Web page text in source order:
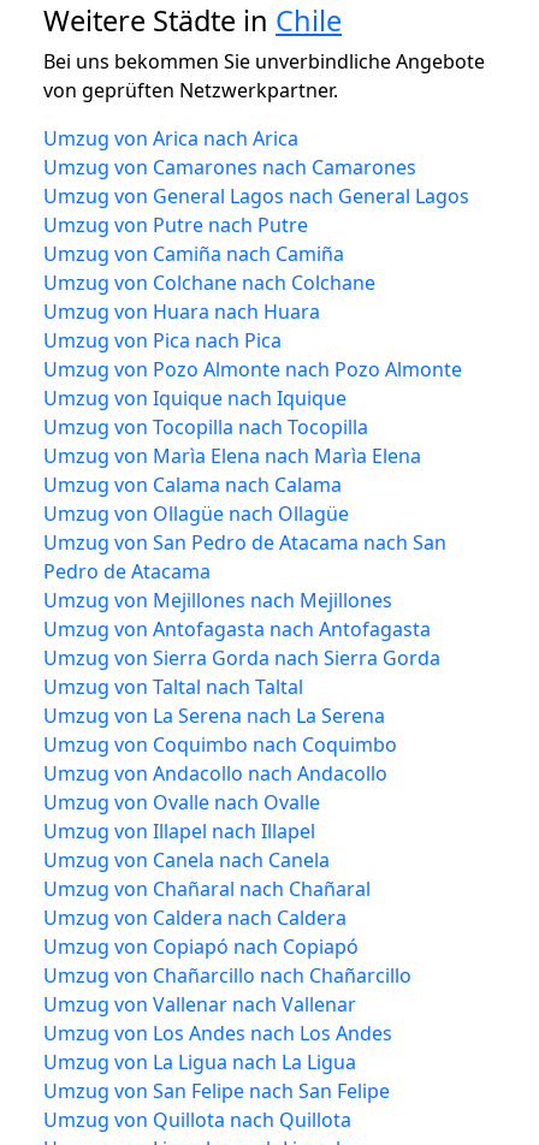
Weitere Städte in Chile
Bei uns bekommen Sie unverbindliche Angebote
von geprüften Netzwerkpartner.
Umzug von Arica nach Arica
Umzug von Camarones nach Camarones
Umzug von General Lagos nach General Lagos
Umzug von Putre nach Putre
Umzug von Camiña nach Camiña
Umzug von Colchane nach Colchane
Umzug von Huara nach Huara
Umzug von Pica nach Pica
Umzug von Pozo Almonte nach Pozo Almonte
Umzug von Iquique nach Iquique
Umzug von Tocopilla nach Tocopilla
Umzug von Marìa Elena nach Marìa Elena
Umzug von Calama nach Calama
Umzug von Ollagüe nach Ollagüe
Umzug von San Pedro de Atacama nach San
Pedro de Atacama
Umzug von Mejillones nach Mejillones
Umzug von Antofagasta nach Antofagasta
Umzug von Sierra Gorda nach Sierra Gorda
Umzug von Taltal nach Taltal
Umzug von La Serena nach La Serena
Umzug von Coquimbo nach Coquimbo
Umzug von Andacollo nach Andacollo
Umzug von Ovalle nach Ovalle
Umzug von Illapel nach Illapel
Umzug von Canela nach Canela
Umzug von Chañaral nach Chañaral
Umzug von Caldera nach Caldera
Umzug von Copiapó nach Copiapó
Umzug von Chañarcillo nach Chañarcillo
Umzug von Vallenar nach Vallenar
Umzug von Los Andes nach Los Andes
Umzug von La Ligua nach La Ligua
Umzug von San Felipe nach San Felipe
Umzug von Quillota nach Quillota